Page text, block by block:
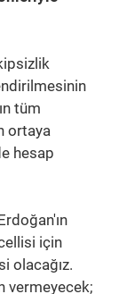
tüm
ortaya
hesap
için
olacağız.
vermeyecek;